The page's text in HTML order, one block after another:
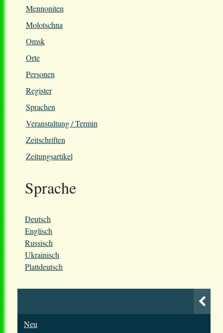
Mennoniten
Molotschna
Omsk
Orte
Personen
Register
Sprachen
Veranstaltung / Termin
Zeitschriften
Zeitungsartikel
Sprache
Deutsch
Englisch
Russisch
Ukrainisch
Plattdeutsch
Neu